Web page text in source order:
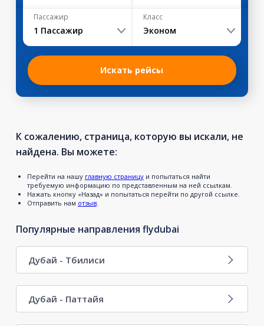
Пассажир
1 Пассажир
Класс
Эконом
Искать рейсы
К сожалению, страница, которую вы искали, не
найдена. Вы можете:
Перейти на нашу главную страницуи попытаться найти
требуемую информацию по представленным на ней ссылкам.
Нажать кнопку «Назад» и попытаться перейти по другой ссылке.
Отправить нам отзыв.
Популярные направления flydubai
Дубай - Тбилиси
Дубай - Паттайя